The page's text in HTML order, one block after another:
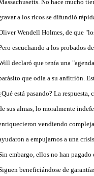
No hace mucho
a los ricos se difundió
Wendell Holmes, de que
escuchando a los probados
declaró que tenía una
que odia a su anfitrión.
está pasando? La
sus almas, lo moralmente
vendiendo
a empujarnos a una
embargo, ellos no han
beneficiándose de